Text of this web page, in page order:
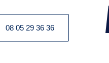
08 05 29 36 36